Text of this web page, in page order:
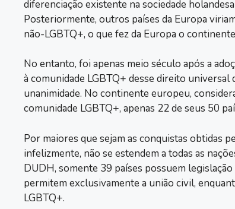
diferenciação existente na sociedade
Posteriormente, outros países da Europa
não-LGBTQ+, o que fez da Europa o
No entanto, foi apenas meio século após a
à comunidade LGBTQ+ desse direito
unanimidade. No continente europeu,
comunidade LGBTQ+, apenas 22 de seus 50
Por maiores que sejam as conquistas obtidas
infelizmente, não se estendem a todas as
DUDH, somente 39 países possuem
permitem exclusivamente a união civil,
LGBTQ+.